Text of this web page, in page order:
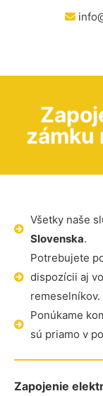
zámku
Všetky naše
Slovenska.
Potrebujete
dispozícii aj
remeselníkov.
Ponúkame
sú priamo v
Zapojenie